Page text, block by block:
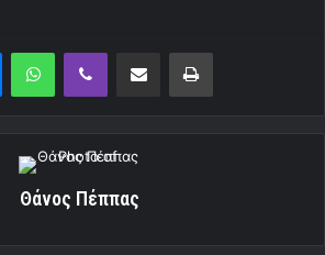
MessengerWhatsAppViber Κοινοποίηση μέσω ηλεκτρονικού ταχυδρομείουΕκτύπωση
Θάνος Πέππας